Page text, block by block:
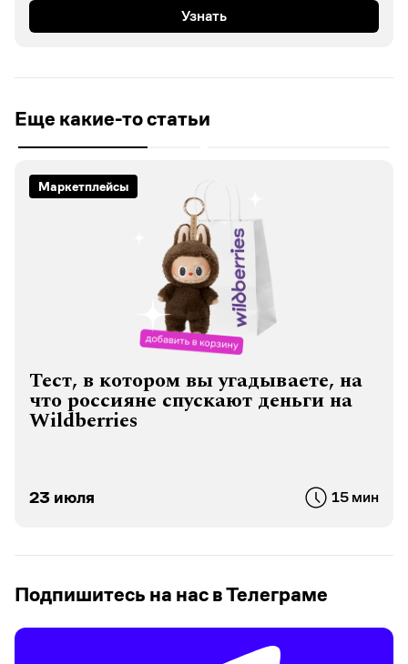
Узнать
Еще какие-то статьи
Маркетплейсы
Тест, в котором вы угадываете, на
что россияне спускают деньги на
Wildberries
23 июля 15 мин
Подпишитесь на нас в Телеграме